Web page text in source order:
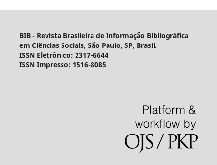
BIB - Revista Brasileira de Informação Bibliográfica
em Ciências Sociais, São Paulo, SP, Brasil.
ISSN Eletrônico: 2317-6644
ISSN Impresso: 1516-8085